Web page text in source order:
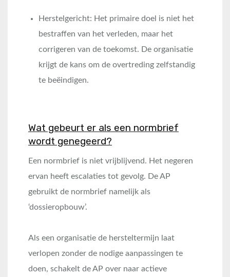
Herstelgericht: Het primaire doel is niet het
bestraffen van het verleden, maar het
corrigeren van de toekomst. De organisatie
krijgt de kans om de overtreding zelfstandig
te beëindigen.
Wat gebeurt er als een normbrief
wordt genegeerd?
Een normbrief is niet vrijblijvend. Het negeren
ervan heeft escalaties tot gevolg. De AP
gebruikt de normbrief namelijk als
‘dossieropbouw’.
Als een organisatie de hersteltermijn laat
verlopen zonder de nodige aanpassingen te
doen, schakelt de AP over naar actieve